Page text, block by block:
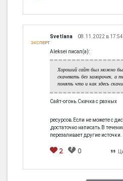
ЭКСПЕРТ
Svetlana 08.11.2022 в 17:54
Aleksei писал(а):
Хороший сайт был можно
скачевать без заморочек, а
понять что и как здесь
Cайт-огонь.Скачка с разных
ресурсов.Если не можете с
,достаточно написать.В
перезаливает другие источки.
2 0